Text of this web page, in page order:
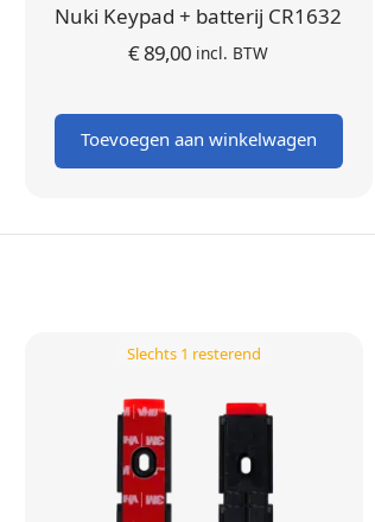
Nuki Keypad + batterij CR1632
€89,00 incl. BTW
Toevoegen aan winkelwagen
Slechts 1 resterend